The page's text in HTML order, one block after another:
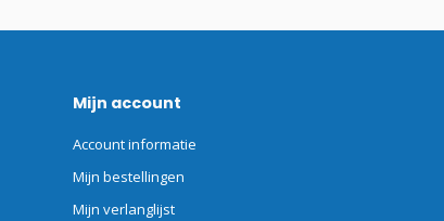
Mijn account
Account informatie
Mijn bestellingen
Mijn verlanglijst